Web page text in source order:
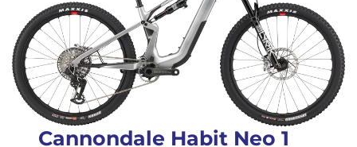
Cannondale Habit Neo 1